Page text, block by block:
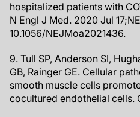
hospitalized patients with
N Engl J Med. 2020 Jul
10.1056/NEJMoa2021436.
9. Tull SP, Anderson SI,
GB, Rainger GE. Cellular
smooth muscle cells
cocultured endothelial cells.